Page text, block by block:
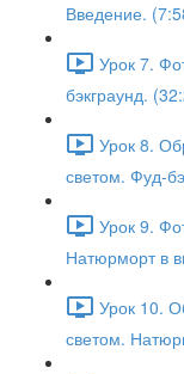
Введение.
Урок 7.
бэкграунд.
Урок 8.
светом. Фуд-
Урок 9.
Натюрморт в
Урок 10.
светом.